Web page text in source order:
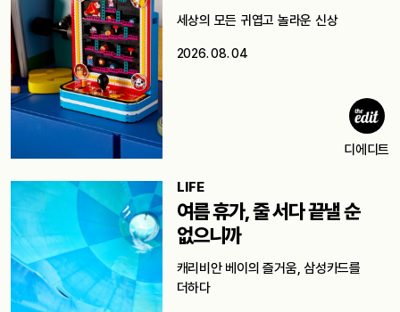
세상의 모든 귀엽고 놀라운 신상
2026. 08. 04
디에디트
LIFE
여름 휴가, 줄 서다 끝낼 순
없으니까
캐리비안 베이의 즐거움, 삼성카드를
더하다